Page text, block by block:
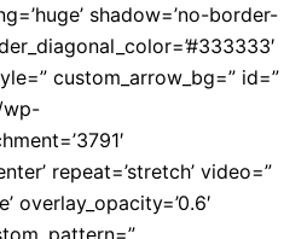
shadow=’no-border-
custom_arrow_bg=” id=”
wp-
repeat=’stretch’ video=”
overlay_opacity=’0.6′